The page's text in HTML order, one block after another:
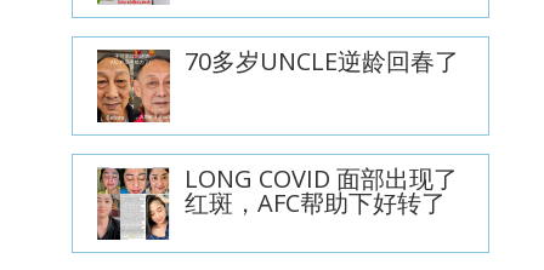
70多岁UNCLE逆龄回春了
LONG COVID 面部出现了
红斑，AFC帮助下好转了